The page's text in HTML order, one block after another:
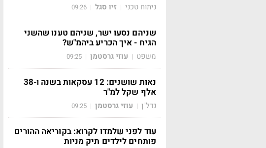
ניתוח טכני | זיו סגל |
09:26
שניהם נסעו ישר, שניהם טענו שהשני
הגיח - איך הכריע ביהמ"ש?
משפט | עוזי גרסטמן |
09:25
נאות שושנים: 12 עסקאות בשנה ו-38
אלף שקל למ"ר
נדל"ן | עוזי גרסטמן |
09:25
עוד לפני שלמדו לקרוא: בקוריאה ההורים
פותחים לילדים תיק מניות